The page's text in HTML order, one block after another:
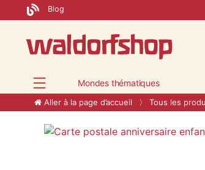
Blog
Mondes thématiques
Aller à la page d’accueil Tous les